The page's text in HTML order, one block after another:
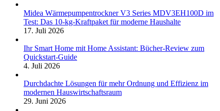
Midea Wärmepumpentrockner V3 Series MDV3EH100D im
Test: Das 10-kg-Kraftpaket für moderne Haushalte
17. Juli 2026
Ihr Smart Home mit Home Assistant: Bücher-Review zum
Quickstart-Guide
4. Juli 2026
Durchdachte Lösungen für mehr Ordnung und Effizienz im
modernen Hauswirtschaftsraum
29. Juni 2026